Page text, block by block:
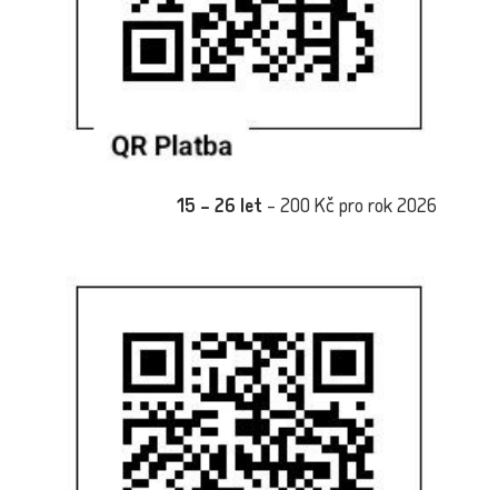
15 – 26 let – 200 Kč pro rok 2026